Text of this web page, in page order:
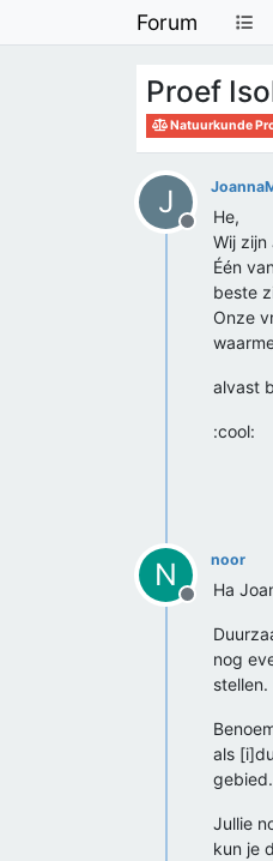
Forum
Proef
Natuurkunde
J
Offline
He,
Wij zijn
Één
beste
Onze
alvast
:cool:
N
Offline
noor
Ha
nog
stellen.
als
Jullie
kun je